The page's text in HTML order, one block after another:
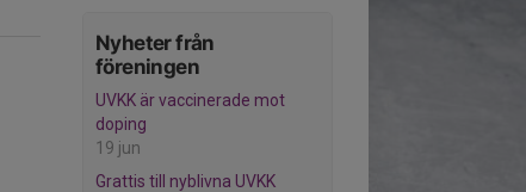
Nyheter från
föreningen
UVKK är vaccinerade mot
doping
19 jun
Grattis till nyblivna UVKK